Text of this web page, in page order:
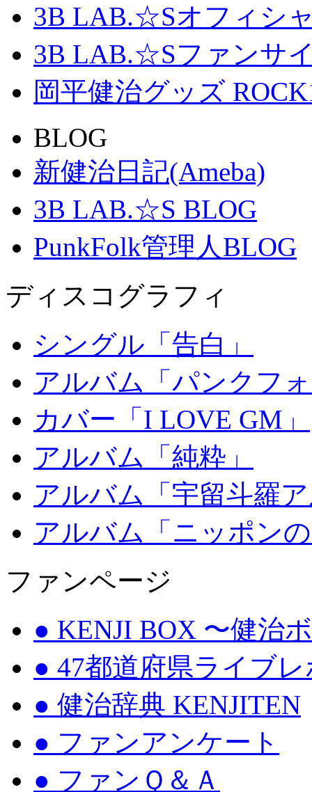
3B LAB.☆Sオフィシ
3B LAB.☆Sファンサイ
岡平健治グッズ
BLOG
新健治日記(Ameba)
3B LAB.☆S BLOG
PunkFolk管理人BLOG
ディスコグラフィ
シングル「告白」
アルバム「パンクフ
カバー「I LOVE GM」
アルバム「純粋」
アルバム「宇留斗羅
アルバム「ニッポン
ファンページ
● KENJI BOX 〜健治
● 47都道府県ライブ
● 健治辞典 KENJITEN
● ファンアンケート
● ファンＱ＆Ａ